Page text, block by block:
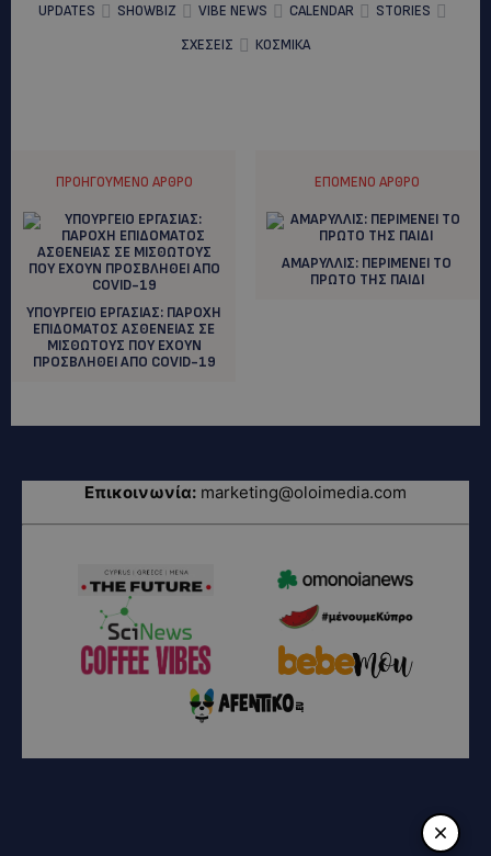
UPDATES SHOWBIZ VIBE NEWS CALENDAR
STORIES
ΣΧΕΣΕΙΣ
ΚΟΣΜΙΚΑ
ΠΡΟΗΓΟΎΜΕΝΟ ΆΡΘΡΟ
ΥΠΟΥΡΓΕΙΟ ΕΡΓΑΣΙΑΣ: ΠΑΡΟΧΗ
ΕΠΙΔΟΜΑΤΟΣ ΑΣΘΕΝΕΙΑΣ ΣΕ
ΜΙΣΘΩΤΟΥΣ ΠΟΥ ΕΧΟΥΝ
ΠΡΟΣΒΛΗΘΕΙ ΑΠΟ COVID-19
ΕΠΌΜΕΝΟ ΆΡΘΡΟ
ΑΜΑΡΥΛΛΙΣ: ΠΕΡΙΜΕΝΕΙ ΤΟ
ΠΡΩΤΟ ΤΗΣ ΠΑΙΔΙ
Επικοινωνία: marketing@oloimedia.com